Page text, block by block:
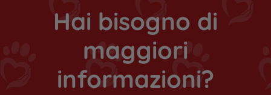
Hai bisogno di
maggiori
informazioni?